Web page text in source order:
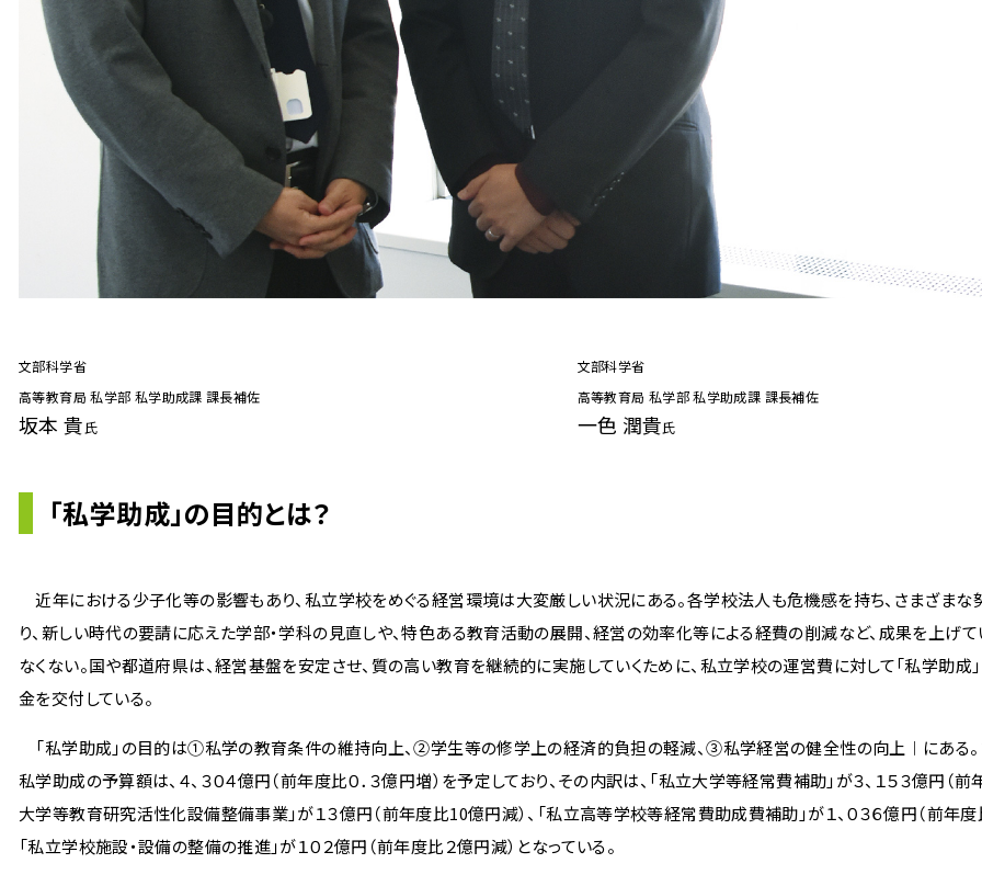
文部科学省
高等教育局 私学部 私学助成課 課長補佐
坂本 貴氏
文部科学省
高等教育局 私学部 私学助成課 課長補佐
一色 潤貴氏
「私学助成」の目的とは？
近年における少子化等の影響もあり、私立学校をめぐる経営環境は大変厳しい状況にある。各学校法人も危機感を持ち、さまざまな
り、新しい時代の要請に応えた学部・学科の見直しや、特色ある教育活動の展開、経営の効率化等による経費の削減など、成果を上げて
なくない。国や都道府県は、経営基盤を安定させ、質の高い教育を継続的に実施していくために、私立学校の運営費に対して「私学助成
金を交付している。
「私学助成」の目的は①私学の教育条件の維持向上、②学生等の修学上の経済的負担の軽減、③私学経営の健全性の向上︱にある。
私学助成の予算額は、４、３０４億円（前年度比０．３億円増）を予定しており、その内訳は、「私立大学等経常費補助」が３、１５３億円（前
大学等教育研究活性化設備整備事業」が１３億円（前年度比10億円減）、「私立高等学校等経常費助成費補助」が１、０３６億円（前年度
「私立学校施設・設備の整備の推進」が１０２億円（前年度比２億円減）となっている。